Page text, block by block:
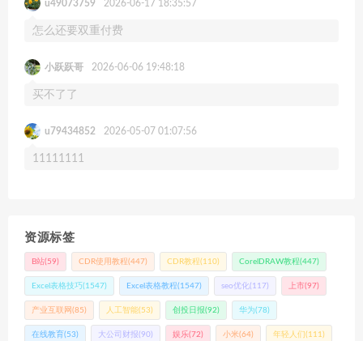
u49073759 2026-06-17 18:35:57
怎么还要双重付费
小跃跃哥 2026-06-06 19:48:18
买不了了
u79434852 2026-05-07 01:07:56
11111111
资源标签
B站(59) CDR使用教程(447) CDR教程(110) CorelDRAW教程(447)
Excel表格技巧(1547) Excel表格教程(1547) seo优化(117) 上市(97)
产业互联网 (85) 人工智能(53) 创投日报(92) 华为(78)
在线教育(53) 大公司财报(90) 娱乐(72) 小米(64) 年轻人们 (111)